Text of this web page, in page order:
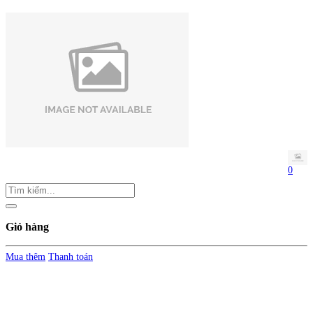
0
Giỏ hàng
Mua thêm Thanh toán